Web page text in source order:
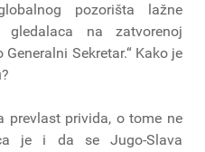
pozorišta lažne
na zatvorenoj
Sekretar.“ Kako je
prevlast privida, o tome ne
je i da se Jugo-Slava